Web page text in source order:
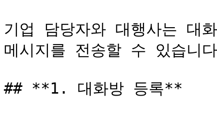
기업 담당자와 대행사는 대
메시지를 전송할 수 있습니
## **1. 대화방 등록**